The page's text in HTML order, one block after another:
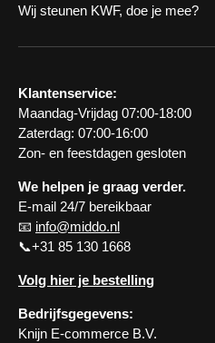
Wij steunen KWF, doe je mee?
Klantenservice:
Maandag-Vrijdag 07:00-18:00
Zaterdag: 07:00-16:00
Zon- en feestdagen gesloten
We helpen je graag verder.
E-mail 24/7 bereikbaar
📧 info@middo.nl
📞+31 85 130 1668
Volg hier je bestelling
Bedrijfsgegevens:
Knijn E-commerce B.V.